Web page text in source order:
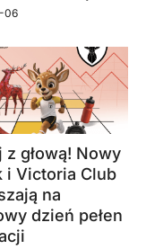
06
z głową! Nowy
i Victoria Club
na
dzień pełen